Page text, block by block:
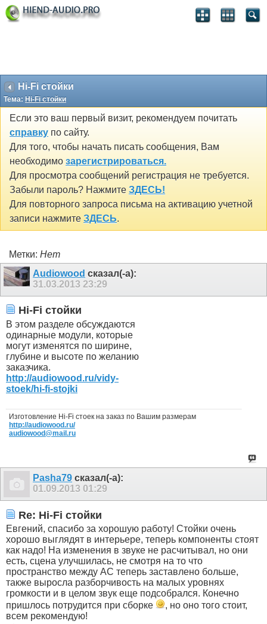
Hi-Fi стойки
Тема: Hi-Fi стойки
Если это ваш первый визит, рекомендуем почитать
справку по сайту.
Для того, чтобы начать писать сообщения, Вам
необходимо зарегистрироваться.
Для просмотра сообщений регистрация не требуется.
Забыли пароль? Нажмите ЗДЕСЬ!
Для повторного запроса письма на активацию учетной
записи нажмите ЗДЕСЬ.
Метки: Нет
Audiowood сказал(-а):
31.03.2013 23:29
Hi-Fi стойки
В этом разделе обсуждаются
одинарные модули, которые
могут изменятся по ширине,
глубине и высоте по желанию
заказчика.
http://audiowood.ru/vidy-
stoek/hi-fi-stojki
Изготовление Hi-Fi стоек на заказ по Вашим размерам
http://audiowood.ru/
audiowood@mail.ru
Pasha79 сказал(-а):
01.09.2013 01:29
Re: Hi-Fi стойки
Евгений, спасибо за хорошую работу! Стойки очень
хорошо выглядят в интерьере, теперь компоненты стоят
как надо! На изменения в звуке не расчитывал, но они
есть, сцена улучшилась, не смотря на то что
пространство между АС теперь заставлено больше,
также выросла разборчивость на малых уровнях
громкости и в целом звук еще подсобрался. Конечно
пришлось потрудится при сборке
, но оно того стоит,
всем рекомендую!